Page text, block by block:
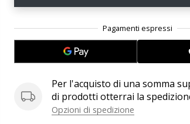
Per l'acquisto di una somma
di prodotti otterrai la
Opzioni di spedizione